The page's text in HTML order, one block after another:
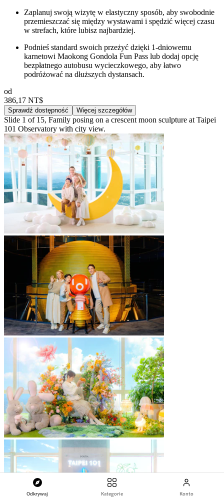
Odkrywaj Kategorie Konto
Zaplanuj swoją wizytę w elastyczny sposób, aby swobodnie
przemieszczać się między wystawami i spędzić więcej czasu
w strefach, które lubisz najbardziej.
Podnieś standard swoich przeżyć dzięki 1-dniowemu
karnetowi Maokong Gondola Fun Pass lub dodaj opcję
bezpłatnego autobusu wycieczkowego, aby łatwo
podróżować na dłuższych dystansach.
od
386,17 NT$
Sprawdź dostępność Więcej szczegółów
Slide 1 of 15, Family posing on a crescent moon sculpture at Taipei
101 Observatory with city view.